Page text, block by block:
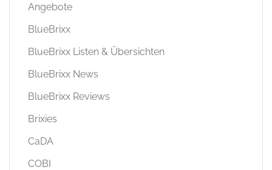
Angebote
BlueBrixx
BlueBrixx Listen & Übersichten
BlueBrixx News
BlueBrixx Reviews
Brixies
CaDA
COBI